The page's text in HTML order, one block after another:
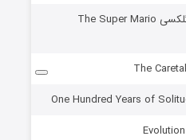
دانلود انیمیشن سوپر ماریو گلکسی The Super Mario